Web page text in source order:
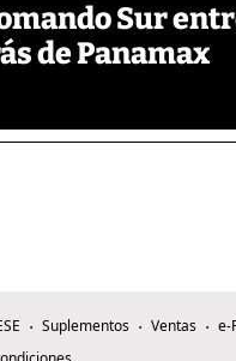
Sur
de Panamax
Suplementos Ventas
e-